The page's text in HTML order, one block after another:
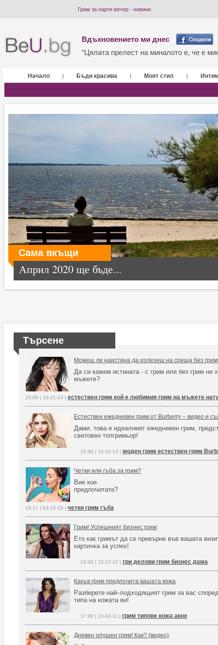
Грим за парти вечер - новини
Вдъхновението ми днес
“Цялата прелест на миналото е, че е
Начало | Бъди красива | Моят стил |
Сама вкъщи
Април 2020 ще бъде...
Търсене
Можеш ли наистина да излезеш на среща без
Да си кажем истината - с грим или без грим ни
мъжете?
15:00 | 10-21-14 | естествен грим кой е любимия грим на мъжете
Естествен ежедневен грим от Burberry – видео и
Дами, това е идеалният ежедневен грим,
световен топгримьор!
15:30 | 10-31-13 | моден грим естествен грим
Четки или гъба за грим?
Вие кое
предпочитате?
15:17 | 03-15-19 | четки грим гъба
Грим! Успешният бизнес грим
Ето как гримът да се превърне във вашата
картичка за успех!
13:30 | 12-17-12 | гри делови грим бизнес дама
Какъв грим предпочита вашата кожа
Разберете най–подходящият грим за вас
типа на кожата ви!
17:30 | 10-02-11 | грим типове кожа акне
Дневен опушен грим! Как? (видео)